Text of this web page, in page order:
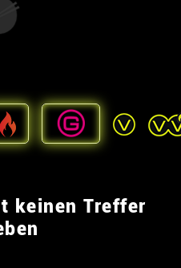
keinen Treffer